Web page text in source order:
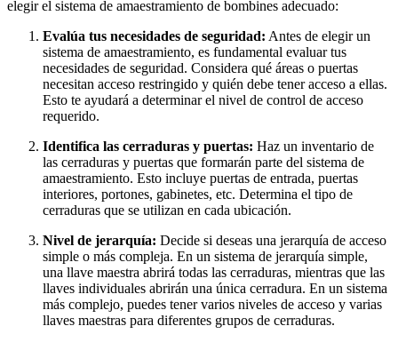
elegir el sistema de amaestramiento de bombines adecuado:
Evalúa tus necesidades de seguridad: Antes de elegir un
sistema de amaestramiento, es fundamental evaluar tus
necesidades de seguridad. Considera qué áreas o puertas
necesitan acceso restringido y quién debe tener acceso a ellas.
Esto te ayudará a determinar el nivel de control de acceso
requerido.
Identifica las cerraduras y puertas: Haz un inventario de
las cerraduras y puertas que formarán parte del sistema de
amaestramiento. Esto incluye puertas de entrada, puertas
interiores, portones, gabinetes, etc. Determina el tipo de
cerraduras que se utilizan en cada ubicación.
Nivel de jerarquía: Decide si deseas una jerarquía de acceso
simple o más compleja. En un sistema de jerarquía simple,
una llave maestra abrirá todas las cerraduras, mientras que las
llaves individuales abrirán una única cerradura. En un sistema
más complejo, puedes tener varios niveles de acceso y varias
llaves maestras para diferentes grupos de cerraduras.